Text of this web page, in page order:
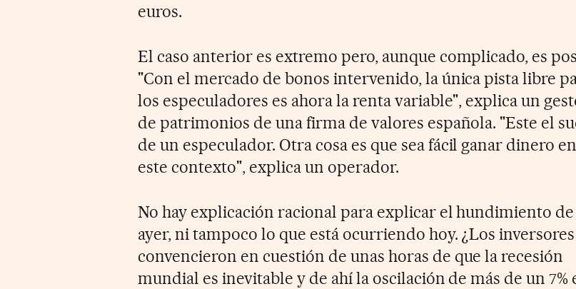
euros.
El caso anterior es extremo pero, aunque complicado, es
"Con el mercado de bonos intervenido, la única pista libre
los especuladores es ahora la renta variable", explica un
de patrimonios de una firma de valores española. "Este el
de un especulador. Otra cosa es que sea fácil ganar dinero en
este contexto", explica un operador.
No hay explicación racional para explicar el hundimiento de
ayer, ni tampoco lo que está ocurriendo hoy. ¿Los inversores
convencieron en cuestión de unas horas de que la recesión
mundial es inevitable y de ahí la oscilación de más de un 7%